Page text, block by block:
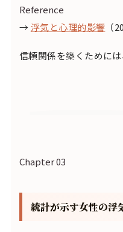
Reference
→浮気と心理的影響 （
信頼関係を築くために
Chapter 03
統計が示す女性の浮